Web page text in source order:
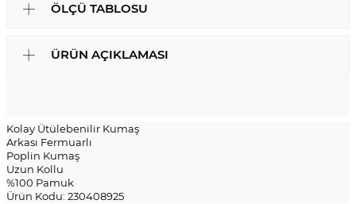
ÖLÇÜ TABLOSU
ÜRÜN AÇIKLAMASI
Kolay Ütülebenilir Kumaş
Arkası Fermuarlı
Poplin Kumaş
Uzun Kollu
%100 Pamuk
Ürün Kodu: 230408925